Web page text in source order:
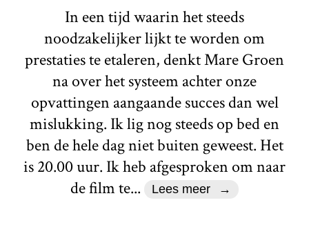
In een tijd waarin het steeds
noodzakelijker lijkt te worden om
prestaties te etaleren, denkt Mare Groen
na over het systeem achter onze
opvattingen aangaande succes dan wel
mislukking. Ik lig nog steeds op bed en
ben de hele dag niet buiten geweest. Het
is 20.00 uur. Ik heb afgesproken om naar
de film te...
Lees meer